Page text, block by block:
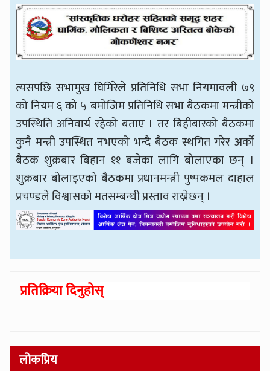
त्यसपछि सभामुख घिमिरेले प्रतिनिधि सभा नियमावली ७९
को नियम ६ को ५ बमोजिम प्रतिनिधि सभा बैठकमा मन्त्रीको
उपस्थिति अनिवार्य रहेको बताए । तर बिहीबारको बैठकमा
कुनै मन्त्री उपस्थित नभएको भन्दै बैठक स्थगित गरेर अर्को
बैठक शुक्रबार बिहान ११ बजेका लागि बोलाएका छन् ।
शुक्रबार बोलाइएको बैठकमा प्रधानमन्त्री पुष्पकमल दाहाल
प्रचण्डले विश्वासको मतसम्बन्धी प्रस्ताव राख्नेछन् ।
प्रतिक्रिया दिनुहोस्
लोकप्रिय